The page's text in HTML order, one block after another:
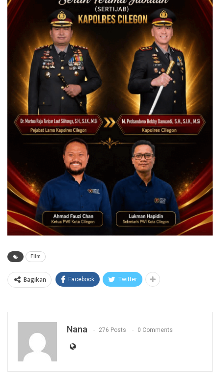
Film
Bagikan Facebook Twitter
Nana 276 Posts 0 Comments